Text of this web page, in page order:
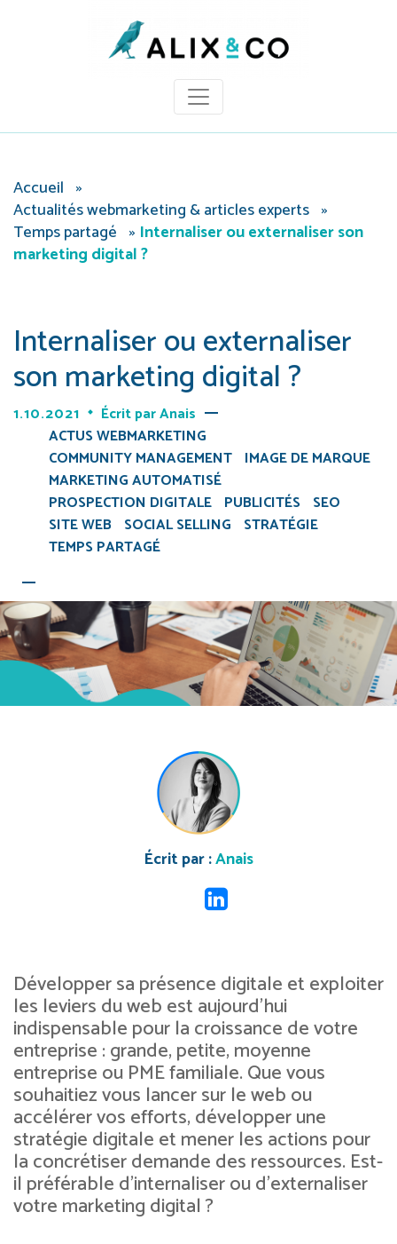
Accueil »
Actualités webmarketing & articles experts »
Temps partagé » Internaliser ou externaliser son
marketing digital ?
Internaliser ou externaliser
son marketing digital ?
1.10.2021 Écrit parAnais
ACTUS WEBMARKETING
COMMUNITY MANAGEMENT IMAGE DE MARQUE
MARKETING AUTOMATISÉ
PROSPECTION DIGITALE PUBLICITÉS SEO
SITE WEB SOCIAL SELLING STRATÉGIE
TEMPS PARTAGÉ
Écrit par :Anais
Développer sa présence digitale et exploiter
les leviers du web est aujourd’hui
indispensable pour la croissance de votre
entreprise : grande, petite, moyenne
entreprise ou PME familiale. Que vous
souhaitiez vous lancer sur le web ou
accélérer vos efforts, développer une
stratégie digitale et mener les actions pour
la concrétiser demande des ressources. Est-
il préférable d’internaliser ou d’externaliser
votre marketing digital ?